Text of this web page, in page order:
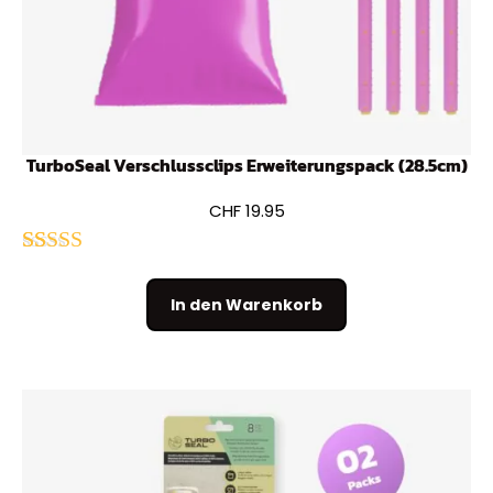
TurboSeal Verschlussclips Erweiterungspack (28.5cm)
CHF19.95
In den Warenkorb